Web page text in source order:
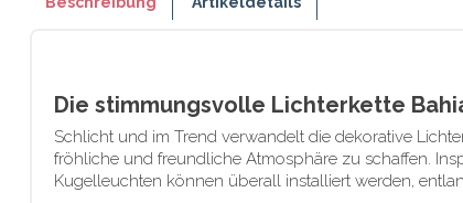
Die stimmungsvolle Lichterkette
Schlicht und im Trend verwandelt die dekorative
fröhliche und freundliche Atmosphäre zu schaffen.
Kugelleuchten können überall installiert werden,